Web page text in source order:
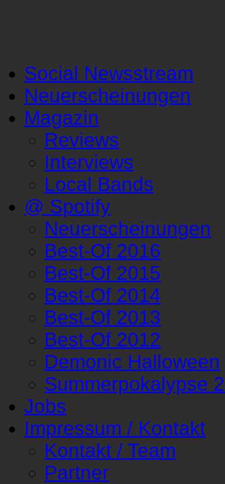
Social Newsstream
Neuerscheinungen
Magazin
Reviews
Interviews
Local Bands
@ Spotify
Neuerscheinungen
Best-Of 2016
Best-Of 2015
Best-Of 2014
Best-Of 2013
Best-Of 2012
Demonic Halloween
Summerpokalypse
Jobs
Impressum / Kontakt
Kontakt / Team
Partner